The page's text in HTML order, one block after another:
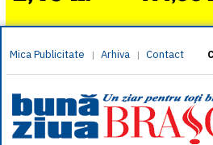
Mica Publicitate | Arhiva | Contact